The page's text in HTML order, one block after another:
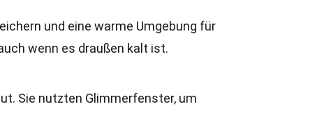
und eine warme Umgebung für
wenn es draußen kalt ist.
Sie nutzten Glimmerfenster, um